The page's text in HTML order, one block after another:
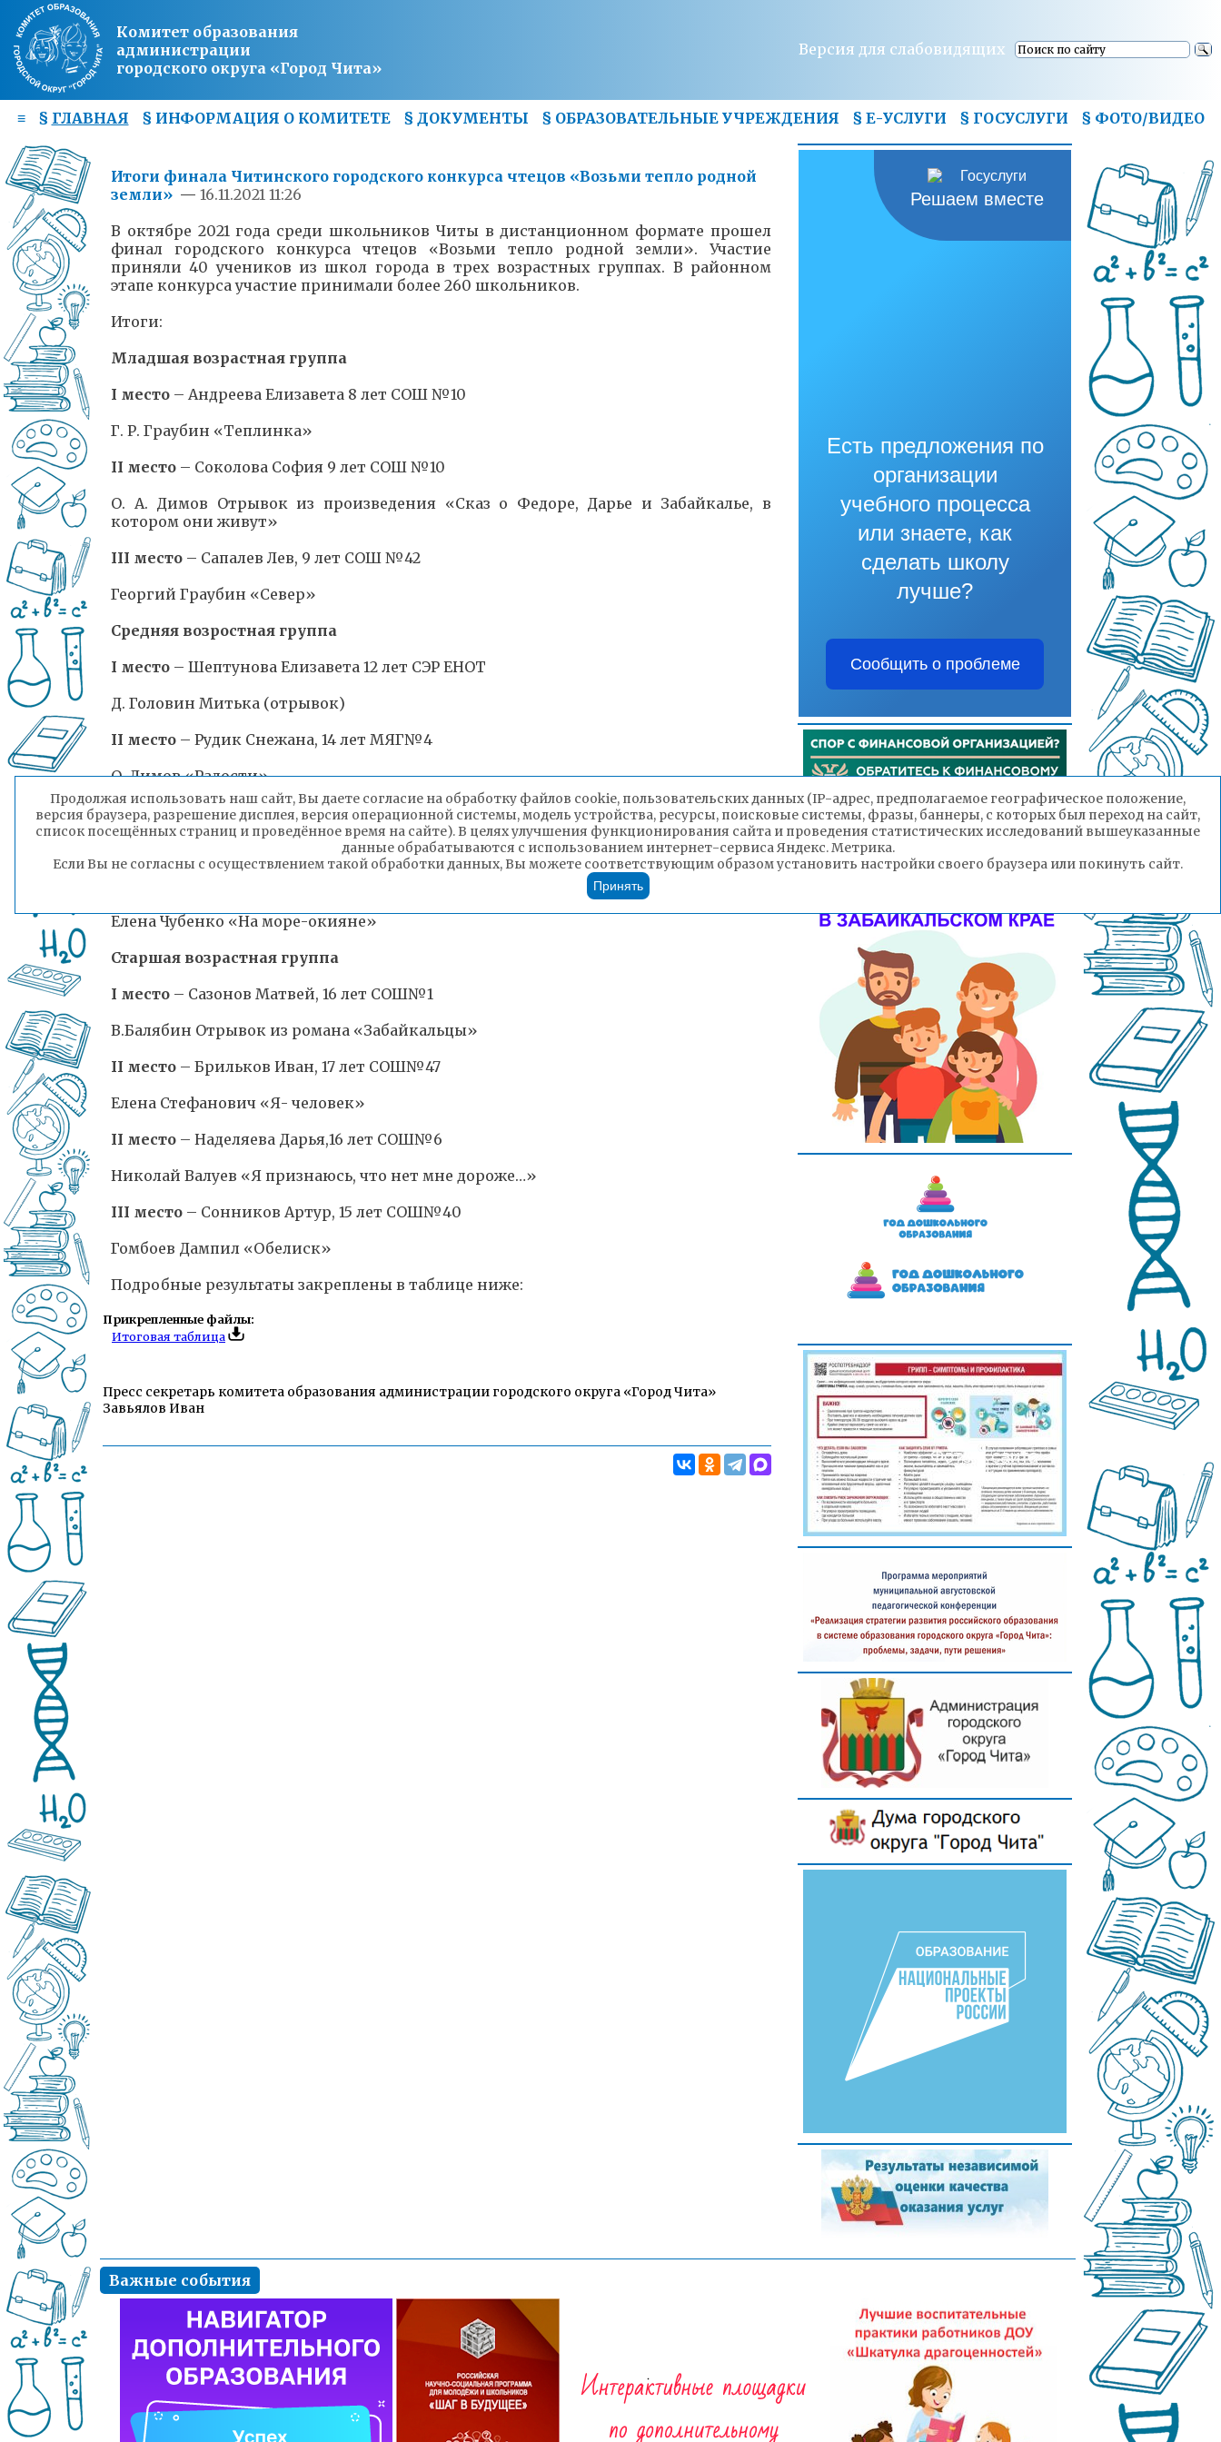
Комитет образования
администрации
городского округа «Город Чита»
Версия для слабовидящих
≡ § ГЛАВНАЯ § ИНФОРМАЦИЯ О КОМИТЕТЕ § ДОКУМЕНТЫ § ОБРАЗОВАТЕЛЬНЫЕ УЧРЕЖДЕНИЯ § Е-УСЛУГИ § ГОСУСЛУГИ § ФОТО/ВИДЕО
Итоги финала Читинского городского конкурса чтецов «Возьми тепло родной
земли» — 16.11.2021 11:26
В октябре 2021 года среди школьников Читы в дистанционном формате прошел
финал городского конкурса чтецов «Возьми тепло родной земли». Участие
приняли 40 учеников из школ города в трех возрастных группах. В районном
этапе конкурса участие принимали более 260 школьников.
Итоги:
Младшая возрастная группа
I место – Андреева Елизавета 8 лет СОШ №10
Г. Р. Граубин «Теплинка»
II место – Соколова София 9 лет СОШ №10
О. А. Димов Отрывок из произведения «Сказ о Федоре, Дарье и Забайкалье, в
котором они живут»
III место – Сапалев Лев, 9 лет СОШ №42
Георгий Граубин «Север»
Средняя возростная группа
I место – Шептунова Елизавета 12 лет СЭР ЕНОТ
Д. Головин Митька (отрывок)
II место – Рудик Снежана, 14 лет МЯГ№4
О. Димов «Радости»
III место– Носков Ярослав, 13 лет СОШ№8
Головатый Геннадий,«У нас в Забайкалье»
Елена Чубенко «На море-окияне»
Старшая возрастная группа
I место – Сазонов Матвей, 16 лет СОШ№1
В.Балябин Отрывок из романа «Забайкальцы»
II место – Брильков Иван, 17 лет СОШ№47
Елена Стефанович «Я- человек»
II место – Наделяева Дарья,16 лет СОШ№6
Николай Валуев «Я признаюсь, что нет мне дороже…»
III место – Сонников Артур, 15 лет СОШ№40
Гомбоев Дампил «Обелиск»
Подробные результаты закреплены в таблице ниже:
Прикрепленные файлы:
Итоговая таблица
Пресс секретарь комитета образования администрации городского округа «Город Чита»
Завьялов Иван
Решаем вместе
Есть предложения по
организации
учебного процесса
или знаете, как
сделать школу
лучше?
Сообщить о проблеме
Важные события
Продолжая использовать наш сайт, Вы даете согласие на обработку файлов cookie, пользовательских данных (IP-адрес, предполагаемое географическое положение,
версия браузера, разрешение дисплея, версия операционной системы, модель устройства, ресурсы, поисковые системы, фразы, баннеры, с которых был переход на сайт,
список посещённых страниц и проведённое время на сайте). В целях улучшения функционирования сайта и проведения статистических исследований вышеуказанные
данные обрабатываются с использованием интернет-сервиса Яндекс. Метрика.
Если Вы не согласны с осуществлением такой обработки данных, Вы можете соответствующим образом установить настройки своего браузера или покинуть сайт.
Принять